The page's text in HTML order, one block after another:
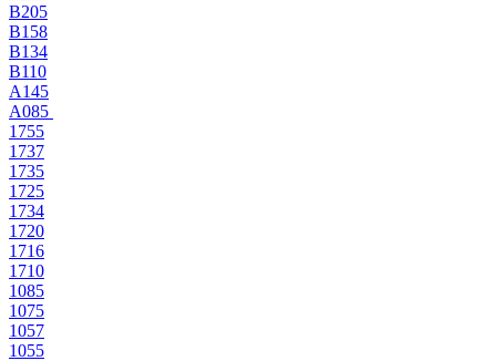
B205
B158
B134
B110
A145
A085
1755
1737
1735
1725
1734
1720
1716
1710
1085
1075
1057
1055